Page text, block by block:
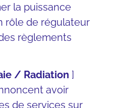
la puissance
rôle de régulateur
règlements
/ Radiation ]
avoir
de services sur